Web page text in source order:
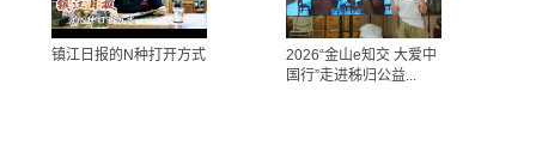
镇江日报的N种打开方式
2026“金山e知交 大爱中
国行”走进秭归公益...